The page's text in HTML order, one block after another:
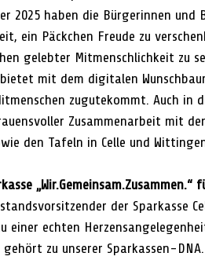
2025 haben die Bürgerinnen und
ein Päckchen Freude zu
gelebter Mitmenschlichkeit zu
mit dem digitalen
zugutekommt. Auch in
Zusammenarbeit mit
den Tafeln in Celle und
„Wir.Gemeinsam.Zusammen.“
der Sparkasse
einer echten
gehört zu unserer Sparkassen-